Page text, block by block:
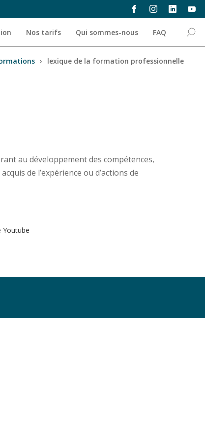
Nos tarifs Qui sommes-nous FAQ
› lexique de la formation professionnelle
au développement des compétences,
de l’expérience ou d’actions de
Youtube